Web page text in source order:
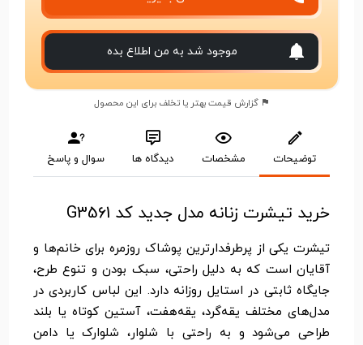
موجود شد به من اطلاع بده
گزارش قیمت بهتر یا تخلف برای این محصول
توضیحات مشخصات دیدگاه ها سوال و پاسخ
خرید تیشرت زنانه مدل جدید کد G3561
تیشرت یکی از پرطرفدارترین پوشاک روزمره برای خانم‌ها و
آقایان است که به دلیل راحتی، سبک بودن و تنوع طرح،
جایگاه ثابتی در استایل روزانه دارد. این لباس کاربردی در
مدل‌های مختلف یقه‌گرد، یقه‌هفت، آستین کوتاه یا بلند
طراحی می‌شود و به راحتی با شلوار، شلوارک یا دامن